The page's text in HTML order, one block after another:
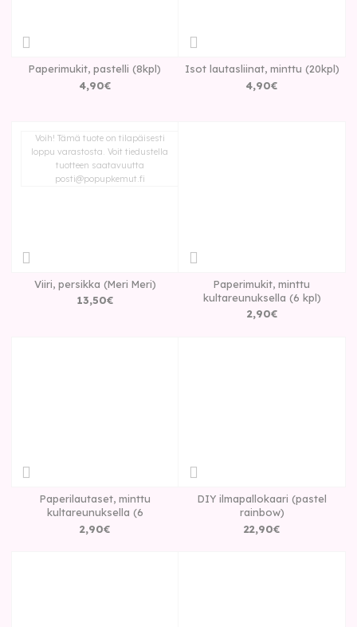
Paperimukit, pastelli (8kpl)
4,90€
Isot lautasliinat, minttu (20kpl)
4,90€
Viiri, persikka (Meri Meri)
13,50€
Voih! Tämä tuote on tilapäisesti
loppu varastosta. Voit tiedustella
tuotteen saatavuutta
posti@popupkemut.fi
Paperimukit, minttu
kultareunuksella (6 kpl)
2,90€
Paperilautaset, minttu
kultareunuksella (6
2,90€
DIY ilmapallokaari (pastel
rainbow)
22,90€